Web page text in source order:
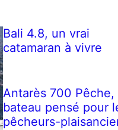
Bali 4.8, un vrai
catamaran à vivre
Antarès 700 Pêche,
bateau pensé pour
pêcheurs-